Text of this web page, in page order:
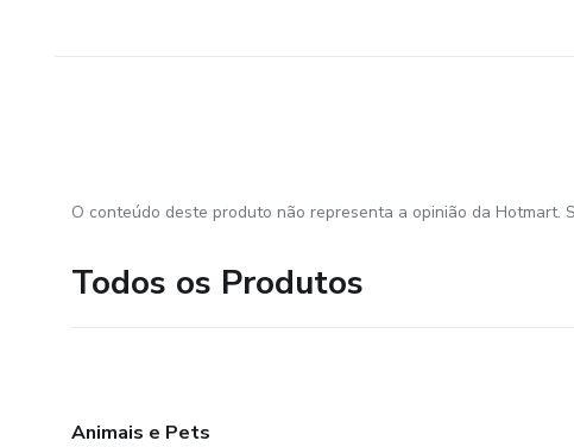
O conteúdo deste produto não representa a opinião da Hotmart.
Todos os Produtos
Animais e Pets